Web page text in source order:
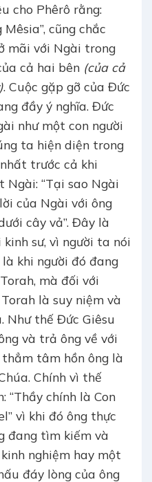
cho Phêrô rằng:
cũng chắc
mãi với Ngài trong
cả hai bên (của cả
. Cuộc gặp gỡ của Đức
đầy ý nghĩa. Đức
như một con người
ta hiện diện trong
trước cả khi
Ngài: “Tại sao Ngài
của Ngài với ông
cây vả”. Đây là
sư, vì người ta nói
khi người đó đang
mà đối với
là suy niệm và
Như thế Đức Giêsu
và trả ông về với
tâm hồn ông là
Chính vì thế
chính là Con
vì khi đó ông thực
đang tìm kiếm và
nghiệm hay một
đáy lòng của ông